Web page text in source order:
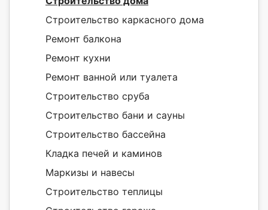
Строительство каркасного дома
Ремонт балкона
Ремонт кухни
Ремонт ванной или туалета
Строительство сруба
Строительство бани и сауны
Строительство бассейна
Кладка печей и каминов
Маркизы и навесы
Строительство теплицы